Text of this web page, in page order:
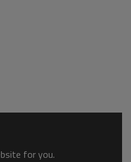
for you.